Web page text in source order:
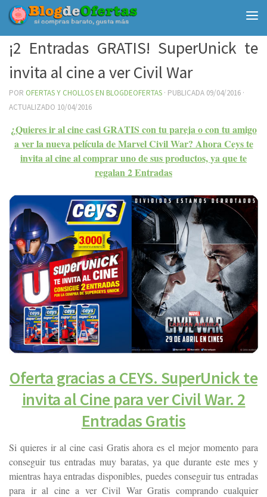
Debajo del contenido
¡2 Entradas GRATIS! SuperUnick te
invita al cine a ver Civil War
POR OFERTAS Y CHOLLOS EN BLOGDEOFERTAS · PUBLICADA 09/04/2016 ·
ACTUALIZADO 10/04/2016
¿Quieres ir al cine casi GRATIS con tu pareja o con tu amigo
a ver la nueva película de Marvel Civil War? Ahora Ceys te
invita al cine al comprar uno de sus productos, ya que te
regalan 2 Entradas
Oferta gracias a CEYS. SuperUnick te
invita al Cine para ver Civil War. 2
Entradas Gratis
Si quieres ir al cine casi Gratis ahora es el mejor momento para
conseguir tus entradas muy baratas, ya que durante este mes y
mientras haya entradas disponibles, puedes conseguir tus entradas
para ir al cine a ver Civil War Gratis comprando cualquier